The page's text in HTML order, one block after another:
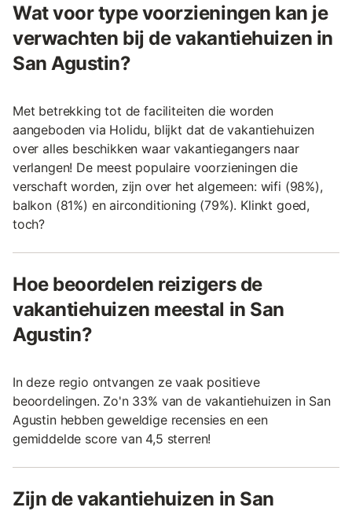
Wat voor type voorzieningen kan je
verwachten bij de vakantiehuizen in
San Agustin?
Met betrekking tot de faciliteiten die worden
aangeboden via Holidu, blijkt dat de vakantiehuizen
over alles beschikken waar vakantiegangers naar
verlangen! De meest populaire voorzieningen die
verschaft worden, zijn over het algemeen: wifi (98%),
balkon (81%) en airconditioning (79%). Klinkt goed,
toch?
Hoe beoordelen reizigers de
vakantiehuizen meestal in San
Agustin?
In deze regio ontvangen ze vaak positieve
beoordelingen. Zo'n 33% van de vakantiehuizen in San
Agustin hebben geweldige recensies en een
gemiddelde score van 4,5 sterren!
Zijn de vakantiehuizen in San